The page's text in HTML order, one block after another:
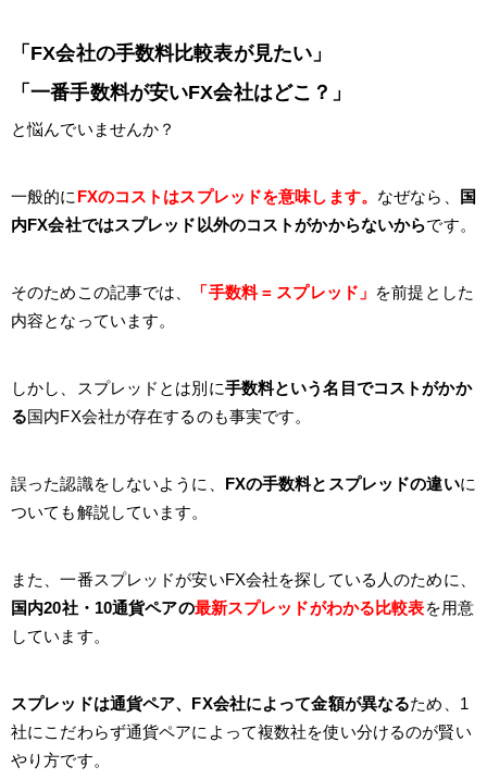
「FX会社の手数料比較表が見たい」
「一番手数料が安いFX会社はどこ？」
と悩んでいませんか？
一般的に FXのコストはスプレッドを意味します。 なぜなら、
国
内FX会社ではスプレッド以外のコストがかからないからです。
そのためこの記事では、 「手数料 = スプレッド」 を前提とした
内容となっています。
しかし、スプレッドとは別に手数料という名目でコストがかか
る国内FX会社が存在するのも事実です。
誤った認識をしないように、 FXの手数料とスプレッドの違いに
ついても解説しています。
また、一番スプレッドが安いFX会社を探している人のために、
国内20社・10通貨ペアの最新スプレッドがわかる比較表を用意
しています。
スプレッドは通貨ペア、FX会社によって金額が異なるため、1
社にこだわらず通貨ペアによって複数社を使い分けるのが賢い
やり方です。